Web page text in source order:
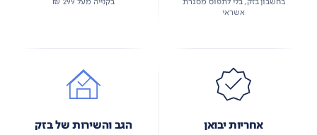
אשראי
אחריות יבואן הגב והשירות של בזק